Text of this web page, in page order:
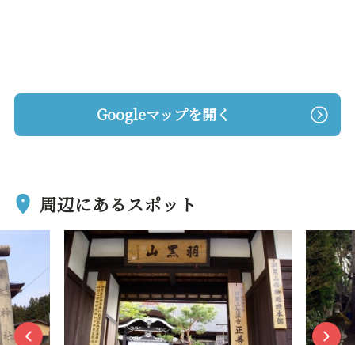
Googleマップを開く
周辺にあるスポット